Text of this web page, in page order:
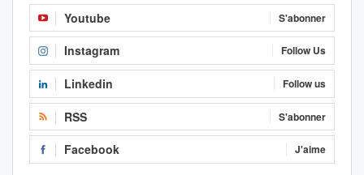
Youtube S'abonner
Instagram Follow Us
Linkedin Follow us
RSS S'abonner
Facebook J'aime